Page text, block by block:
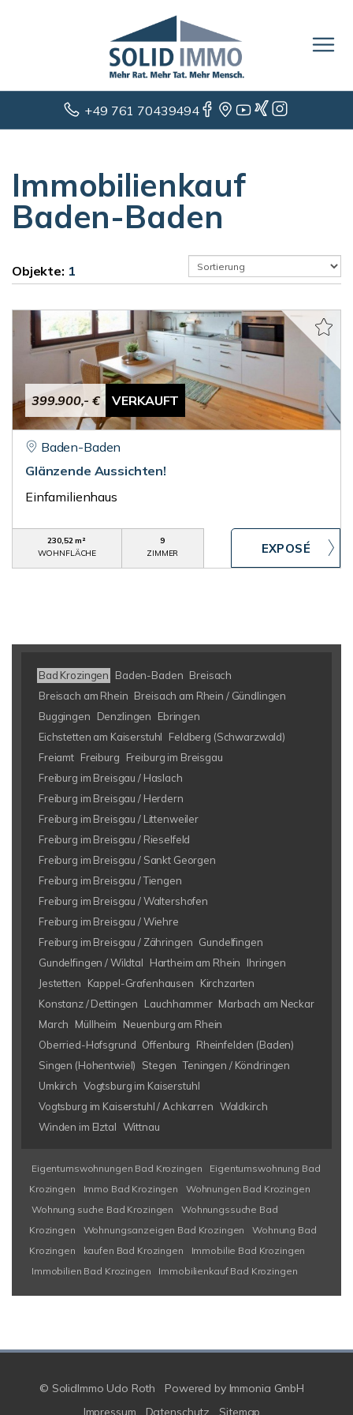
+49 761 70439494
Immobilienkauf
Baden-Baden
Objekte: 1
399.900,- € VERKAUFT
Baden-Baden
Glänzende Aussichten!
Einfamilienhaus
230,52 m²
WOHNFLÄCHE
9
ZIMMER
Bad Krozingen Baden-Baden Breisach
Breisach am Rhein Breisach am Rhein / Gündlingen
Buggingen
Denzlingen
Ebringen
Eichstetten am Kaiserstuhl
Feldberg (Schwarzwald)
Freiamt Freiburg
Freiburg im Breisgau
Freiburg im Breisgau / Haslach
Freiburg im Breisgau / Herdern
Freiburg im Breisgau / Littenweiler
Freiburg im Breisgau / Rieselfeld
Freiburg im Breisgau / Sankt Georgen
Freiburg im Breisgau / Tiengen
Freiburg im Breisgau / Waltershofen
Freiburg im Breisgau / Wiehre
Freiburg im Breisgau / Zähringen Gundelfingen
Gundelfingen / Wildtal
Hartheim am Rhein
Ihringen
Jestetten
Kappel-Grafenhausen
Kirchzarten
Konstanz / Dettingen
Lauchhammer Marbach am Neckar
March
Müllheim
Neuenburg am Rhein
Oberried-Hofsgrund Offenburg
Rheinfelden (Baden)
Singen (Hohentwiel)
Stegen Teningen / Köndringen
Umkirch Vogtsburg im Kaiserstuhl
Vogtsburg im Kaiserstuhl / Achkarren Waldkirch
Winden im Elztal Wittnau
Eigentumswohnungen Bad Krozingen
Eigentumswohnung Bad
Krozingen
Immo Bad Krozingen
Wohnungen Bad Krozingen
Wohnung suche Bad Krozingen
Wohnungssuche Bad
Krozingen
Wohnungsanzeigen Bad Krozingen
Wohnung Bad
Krozingen
kaufen Bad Krozingen
Immobilie Bad Krozingen
Immobilien Bad Krozingen
Immobilienkauf Bad Krozingen
© SolidImmo Udo Roth Powered by Immonia GmbH
Impressum
Datenschutz Sitemap